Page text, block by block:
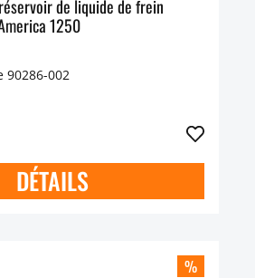
de liquide de frein
1250
90286-002
DÉTAILS
%